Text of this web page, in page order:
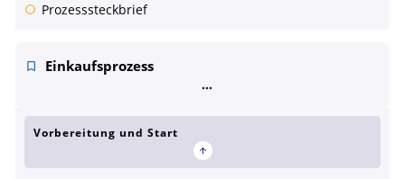
Prozesssteckbrief
Einkaufsprozess
Vorbereitung und Start